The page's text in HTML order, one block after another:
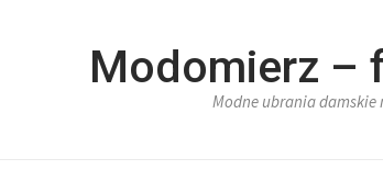
Modomierz –
Modne ubrania damskie